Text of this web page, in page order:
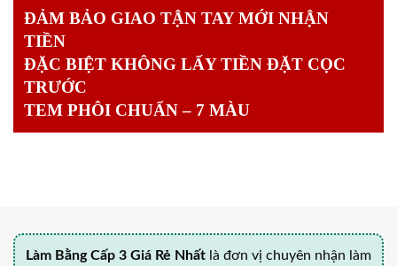
ĐẢM BẢO GIAO TẬN TAY MỚI NHẬN
TIỀN
ĐẶC BIỆT KHÔNG LẤY TIỀN ĐẶT CỌC
TRƯỚC
TEM PHÔI CHUẨN – 7 MÀU
Làm Bằng Cấp 3 Giá Rẻ Nhất là đơn vị chuyên nhận làm